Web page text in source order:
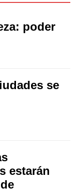
poder
se
estarán